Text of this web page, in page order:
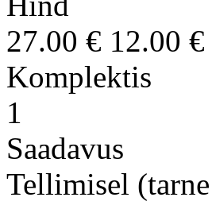
27.00 € 12.00 €
Komplektis
1
Saadavus
Tellimisel (tarne